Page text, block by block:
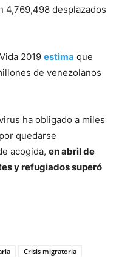
4,769,498 desplazados
2019 estima que
de venezolanos
ha obligado a miles
quedarse
acogida, en abril de
y refugiados superó
Crisis migratoria